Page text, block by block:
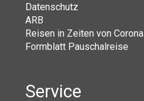
Datenschutz
ARB
Reisen in Zeiten von Corona
Formblatt Pauschalreise
Service